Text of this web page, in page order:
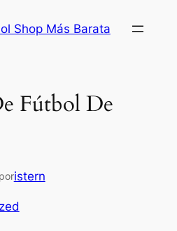
Shop Más Barata
Fútbol De
istern